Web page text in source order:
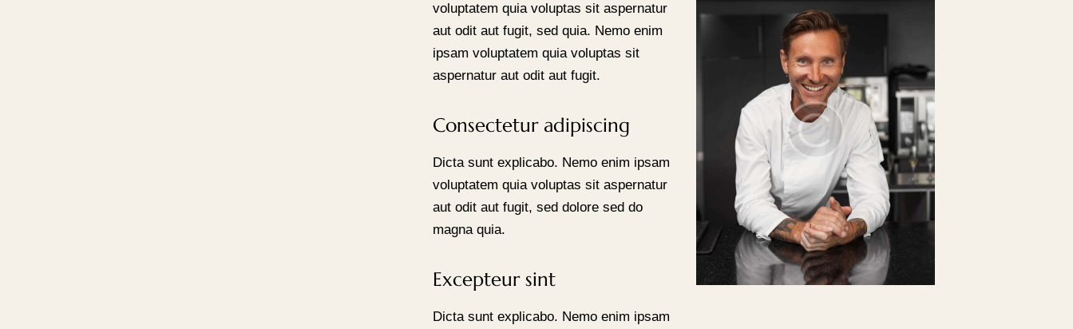
voluptatem quia voluptas sit aspernatur
aut odit aut fugit, sed quia. Nemo enim
ipsam voluptatem quia voluptas sit
aspernatur aut odit aut fugit.
Consectetur adipiscing
Dicta sunt explicabo. Nemo enim ipsam
voluptatem quia voluptas sit aspernatur
aut odit aut fugit, sed dolore sed do
magna quia.
Excepteur sint
Dicta sunt explicabo. Nemo enim ipsam